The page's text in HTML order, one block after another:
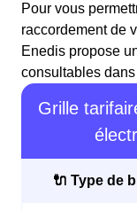
Pour vous
raccordement de
Enedis propose
consultables
Grille
🔌 Type de